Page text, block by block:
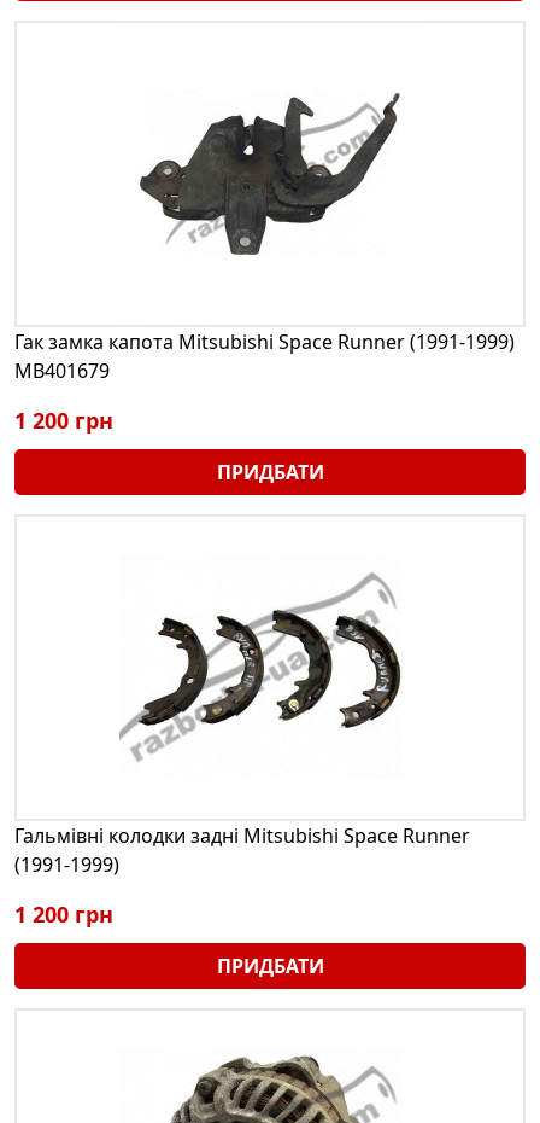
Гак замка капота Mitsubishi Space Runner (1991-1999)
MB401679
1 200 грн
ПРИДБАТИ
Гальмівні колодки задні Mitsubishi Space Runner
(1991-1999)
1 200 грн
ПРИДБАТИ